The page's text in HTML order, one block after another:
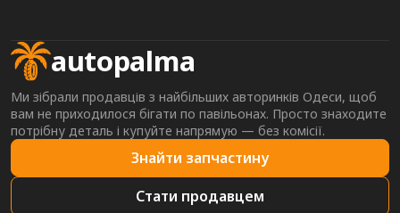
autopalma
Ми зібрали продавців з найбільших авторинків Одеси, щоб
вам не приходилося бігати по павільонах. Просто знаходите
потрібну деталь і купуйте напрямую — без комісії.
Знайти запчастину
Стати продавцем